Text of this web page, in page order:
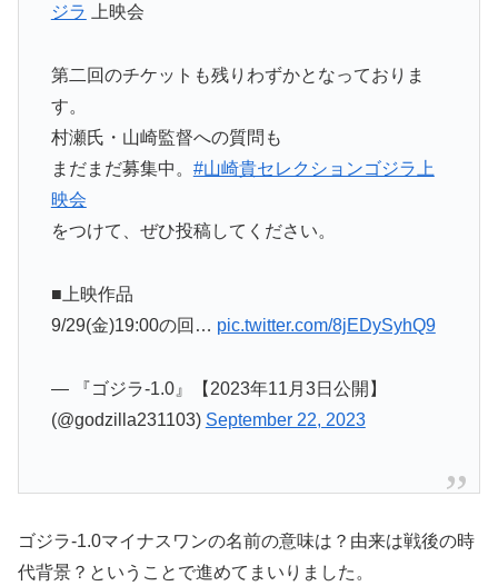
ジラ
上映会
第二回のチケットも残りわずかとなっておりま
す。
村瀬氏・山崎監督への質問も
まだまだ募集中。 #山崎貴セレクションゴジラ上
映会
をつけて、ぜひ投稿してください。
■上映作品
9/29(金)19:00の回… pic.twitter.com/8jEDySyhQ9
— 『ゴジラ-1.0』【2023年11月3日公開】
(@godzilla231103) September 22, 2023
ゴジラ-1.0マイナスワンの名前の意味は？由来は戦後の時
代背景？ということで進めてまいりました。